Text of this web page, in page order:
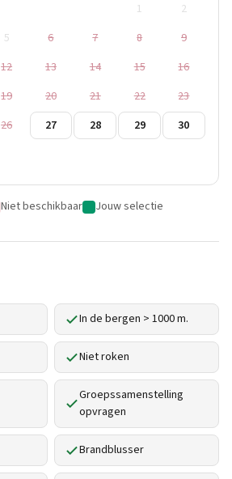
1
2
5 6 7 8
9
12 13 14 15
16
19 20 21 22
23
26 27 28 29
30
Niet beschikbaar Jouw selectie
In de bergen > 1000 m.
Niet roken
Groepssamenstelling
opvragen
Brandblusser